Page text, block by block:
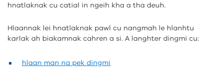
hnatlaknak cu catial in ngeih kha a tha deuh.
Hlaannak lei hnatlaknak pawl cu nangmah le hlanhtu
karlak ah biakamnak cahren a si. A langhter dingmi cu:
hlaan man na pek dingmi